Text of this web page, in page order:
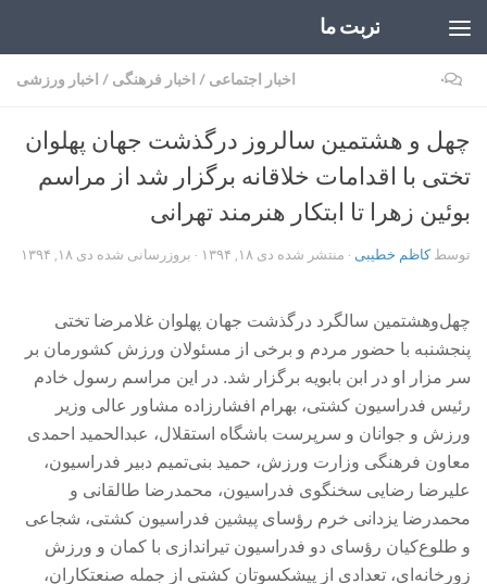
تربت ما
اخبار اجتماعی / اخبار فرهنگی / اخبار ورزشی ۰
چهل و هشتمین سالروز درگذشت جهان پهلوان
تختی با اقدامات خلاقانه برگزار شد از مراسم
بوئین زهرا تا ابتکار هنرمند تهرانی
توسطکاظم خطیبی · منتشر شده دی ۱۸, ۱۳۹۴ · بروزرسانی شده دی ۱۸, ۱۳۹۴
چهل‌وهشتمین سالگرد درگذشت جهان پهلوان غلامرضا تختی
پنجشنبه با حضور مردم و برخی از مسئولان ورزش کشورمان بر
سر مزار او در ابن بابویه برگزار شد. در این مراسم رسول خادم
رئیس فدراسیون کشتی، بهرام افشارزاده مشاور عالی وزیر
ورزش و جوانان و سرپرست باشگاه استقلال، عبدالحمید احمدی
معاون فرهنگی وزارت ورزش، حمید بنی‌تمیم دبیر فدراسیون،
علیرضا رضایی سخنگوی فدراسیون، محمدرضا طالقانی و
محمدرضا یزدانی خرم رؤسای پیشین فدراسیون کشتی، شجاعی
و طلوع‌کیان رؤسای دو فدراسیون تیراندازی با کمان و ورزش
زورخانه‌ای، تعدادی از پیشکسوتان کشتی از جمله صنعتکاران،